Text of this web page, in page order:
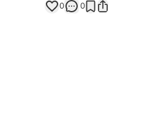
0 0